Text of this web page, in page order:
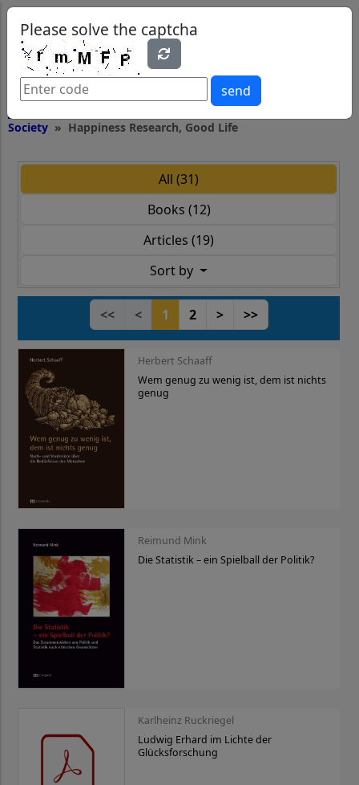
Please solve the captcha
send
Society Happiness Research, Good Life
All (31)
Books (12)
Articles (19)
Sort by
<< < 1 2 > >>
Herbert Schaaff
Wem genug zu wenig ist, dem ist nichts
genug
Reimund Mink
Die Statistik – ein Spielball der Politik?
Karlheinz Ruckriegel
Ludwig Erhard im Lichte der
Glücksforschung